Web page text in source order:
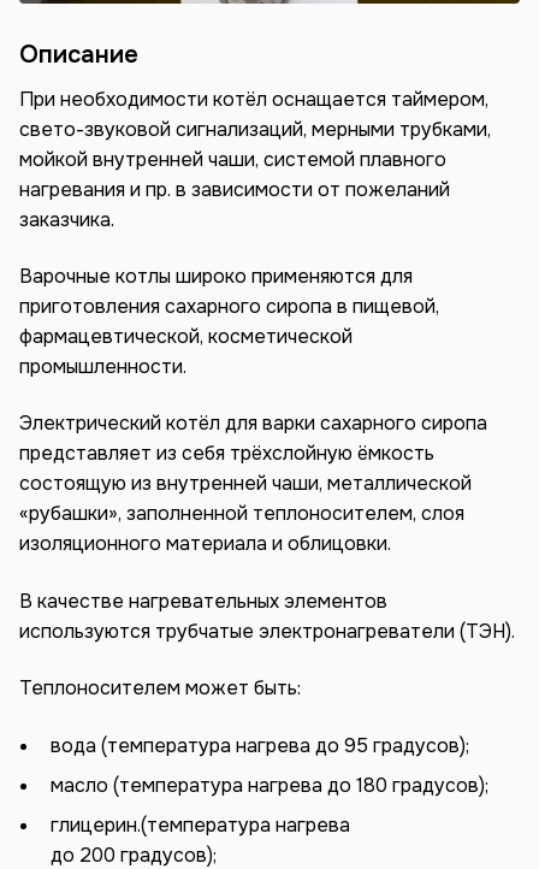
Описание
При необходимости котёл оснащается таймером,
свето-звуковой сигнализаций, мерными трубками,
мойкой внутренней чаши, системой плавного
нагревания и пр. в зависимости от пожеланий
заказчика.
Варочные котлы широко применяются для
приготовления сахарного сиропа в пищевой,
фармацевтической, косметической
промышленности.
Электрический котёл для варки сахарного сиропа
представляет из себя трёхслойную ёмкость
состоящую из внутренней чаши, металлической
«рубашки», заполненной теплоносителем, слоя
изоляционного материала и облицовки.
В качестве нагревательных элементов
используются трубчатые электронагреватели (ТЭН).
Теплоносителем может быть:
вода (температура нагрева до 95 градусов);
масло (температура нагрева до 180 градусов);
глицерин.(температура нагрева
до 200 градусов);